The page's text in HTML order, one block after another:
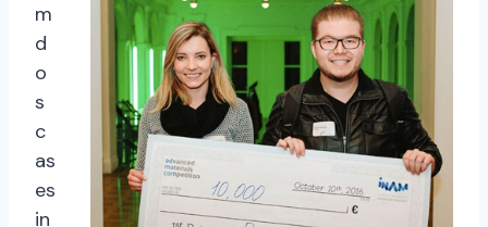
m
d
o
s
c
as
es
in